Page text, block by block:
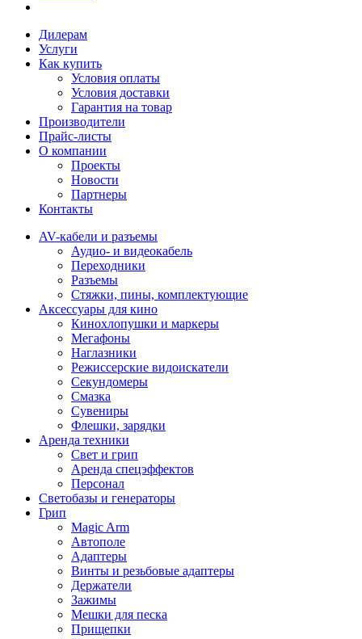
Дилерам
Услуги
Как купить
Условия оплаты
Условия доставки
Гарантия на товар
Производители
Прайс-листы
О компании
Проекты
Новости
Партнеры
Контакты
AV-кабели и разъемы
Аудио- и видеокабель
Переходники
Разъемы
Стяжки, пины, комплектующие
Аксессуары для кино
Кинохлопушки и маркеры
Мегафоны
Наглазники
Режиссерские видоискатели
Секундомеры
Смазка
Сувениры
Флешки, зарядки
Аренда техники
Свет и грип
Аренда спецэффектов
Персонал
Светобазы и генераторы
Грип
Magic Arm
Автополе
Адаптеры
Винты и резьбовые адаптеры
Держатели
Зажимы
Мешки для песка
Прищепки